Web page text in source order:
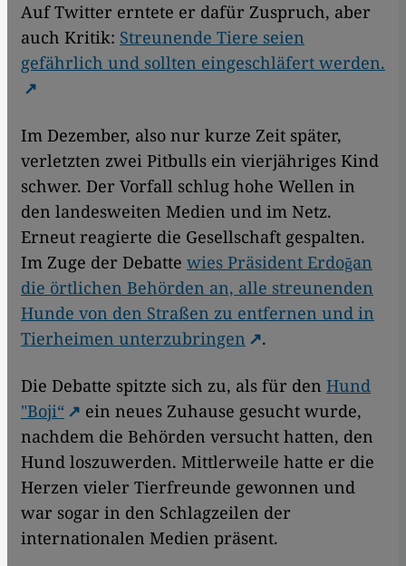
Auf Twitter erntete er dafür Zuspruch, aber
auch Kritik: Streunende Tiere seien
gefährlich und sollten eingeschläfert werden.
Im Dezember, also nur kurze Zeit später,
verletzten zwei Pitbulls ein vierjähriges Kind
schwer. Der Vorfall schlug hohe Wellen in
den landesweiten Medien und im Netz.
Erneut reagierte die Gesellschaft gespalten.
Im Zuge der Debatte wies Präsident Erdoğan
die örtlichen Behörden an, alle streunenden
Hunde von den Straßen zu entfernen und in
Tierheimen unterzubringen
.
Die Debatte spitzte sich zu, als für den Hund
"Boji“
ein neues Zuhause gesucht wurde,
nachdem die Behörden versucht hatten, den
Hund loszuwerden. Mittlerweile hatte er die
Herzen vieler Tierfreunde gewonnen und
war sogar in den Schlagzeilen der
internationalen Medien präsent.